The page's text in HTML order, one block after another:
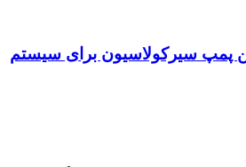
پمپ سیرکولاسیون برای سیستم